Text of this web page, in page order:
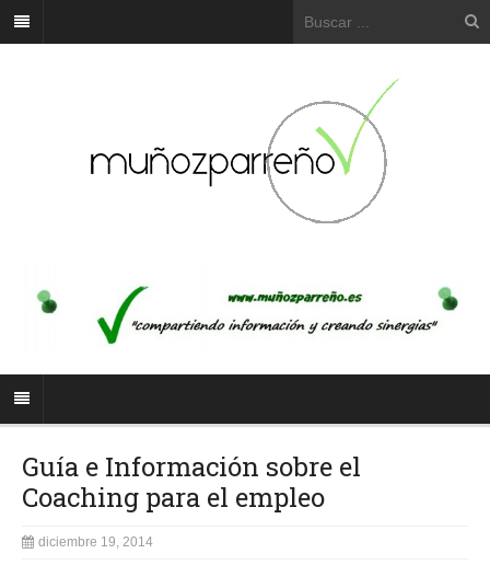
Guía e Información sobre el
Coaching para el empleo
diciembre 19, 2014